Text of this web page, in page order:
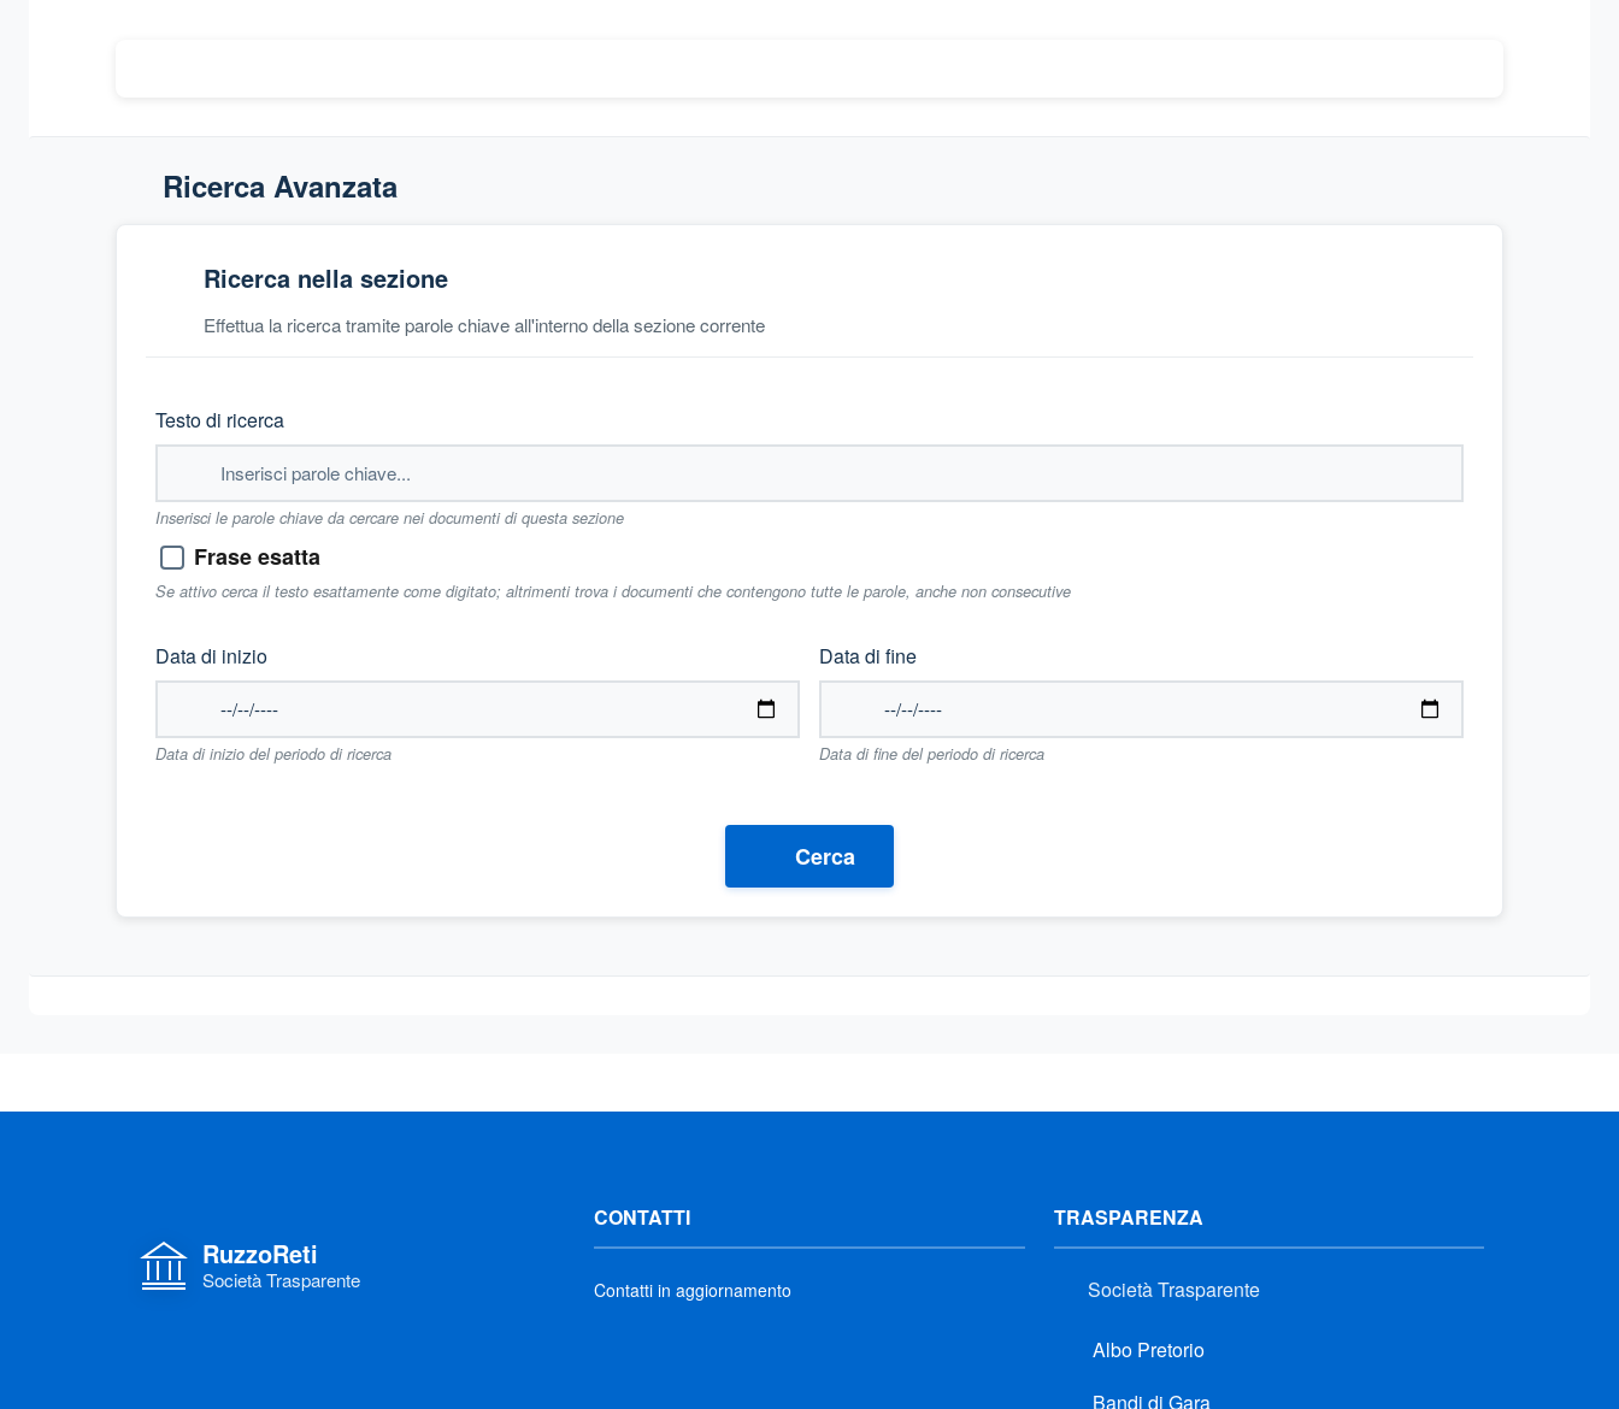
Ricerca Avanzata
Ricerca nella sezione
Effettua la ricerca tramite parole chiave all'interno della sezione corrente
Testo di ricerca
Inserisci le parole chiave da cercare nei documenti di questa sezione
Frase esatta
Se attivo cerca il testo esattamente come digitato; altrimenti trova i documenti che contengono tutte le parole, anche non consecutive
Data di inizio
Data di inizio del periodo di ricerca
Data di fine
Data di fine del periodo di ricerca
Cerca
RuzzoReti
Società Trasparente
CONTATTI
Contatti in aggiornamento
TRASPARENZA
Società Trasparente
Albo Pretorio
Bandi di Gara